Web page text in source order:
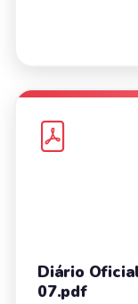
Diário
07.pdf